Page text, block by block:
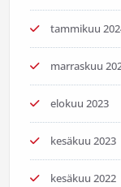
tammikuu
marraskuu
elokuu 2023
kesäkuu 2023
kesäkuu 2022